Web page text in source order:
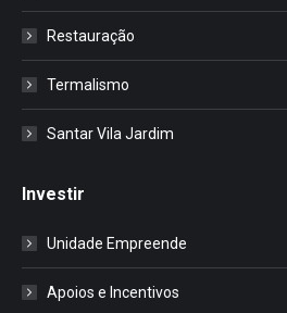
Restauração
Termalismo
Santar Vila Jardim
Investir
Unidade Empreende
Apoios e Incentivos